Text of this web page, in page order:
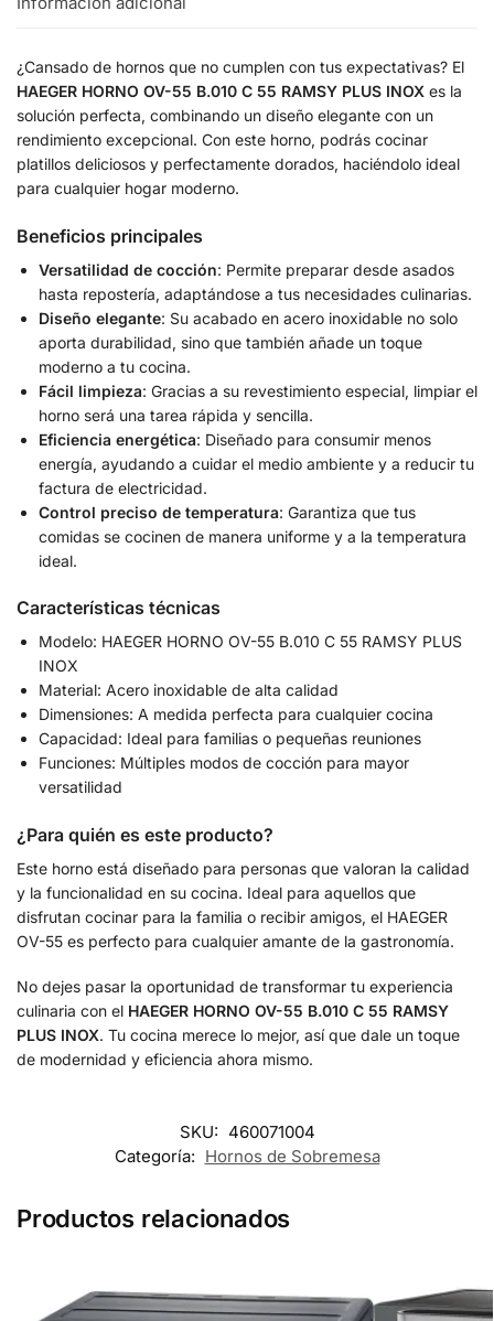
¿Cansado de hornos que no cumplen con tus expectativas? El
HAEGER HORNO OV-55 B.010 C 55 RAMSY PLUS INOX es la
solución perfecta, combinando un diseño elegante con un
rendimiento excepcional. Con este horno, podrás cocinar
platillos deliciosos y perfectamente dorados, haciéndolo ideal
para cualquier hogar moderno.
Beneficios principales
Versatilidad de cocción: Permite preparar desde asados
hasta repostería, adaptándose a tus necesidades culinarias.
Diseño elegante: Su acabado en acero inoxidable no solo
aporta durabilidad, sino que también añade un toque
moderno a tu cocina.
Fácil limpieza: Gracias a su revestimiento especial, limpiar el
horno será una tarea rápida y sencilla.
Eficiencia energética: Diseñado para consumir menos
energía, ayudando a cuidar el medio ambiente y a reducir tu
factura de electricidad.
Control preciso de temperatura: Garantiza que tus
comidas se cocinen de manera uniforme y a la temperatura
ideal.
Características técnicas
Modelo: HAEGER HORNO OV-55 B.010 C 55 RAMSY PLUS
INOX
Material: Acero inoxidable de alta calidad
Dimensiones: A medida perfecta para cualquier cocina
Capacidad: Ideal para familias o pequeñas reuniones
Funciones: Múltiples modos de cocción para mayor
versatilidad
¿Para quién es este producto?
Este horno está diseñado para personas que valoran la calidad
y la funcionalidad en su cocina. Ideal para aquellos que
disfrutan cocinar para la familia o recibir amigos, el HAEGER
OV-55 es perfecto para cualquier amante de la gastronomía.
No dejes pasar la oportunidad de transformar tu experiencia
culinaria con el HAEGER HORNO OV-55 B.010 C 55 RAMSY
PLUS INOX. Tu cocina merece lo mejor, así que dale un toque
de modernidad y eficiencia ahora mismo.
SKU: 460071004
Categoría: Hornos de Sobremesa
Productos relacionados